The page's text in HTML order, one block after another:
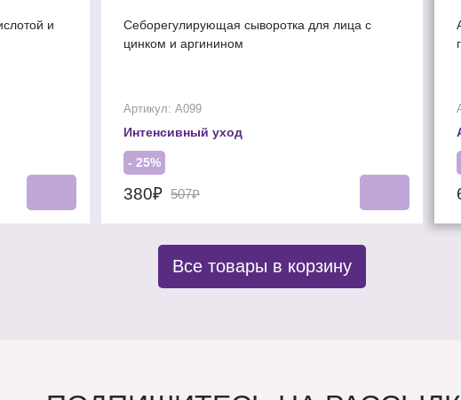
и
Себорегулирующая сыворотка для лица с
цинком и аргинином
Артикул: А099
Интенсивный уход
- 25%
380₽ 507₽
Все товары в корзину